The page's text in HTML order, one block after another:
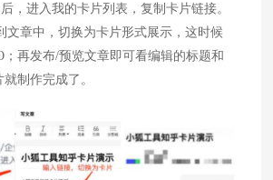
，进入我的卡片列表，复制卡片链接。
文章中，切换为卡片形式展示，这时候
；再发布/预览文章即可看编辑的标题和
制作完成了。